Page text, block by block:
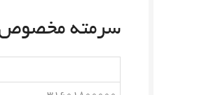
سرمته مخصوص